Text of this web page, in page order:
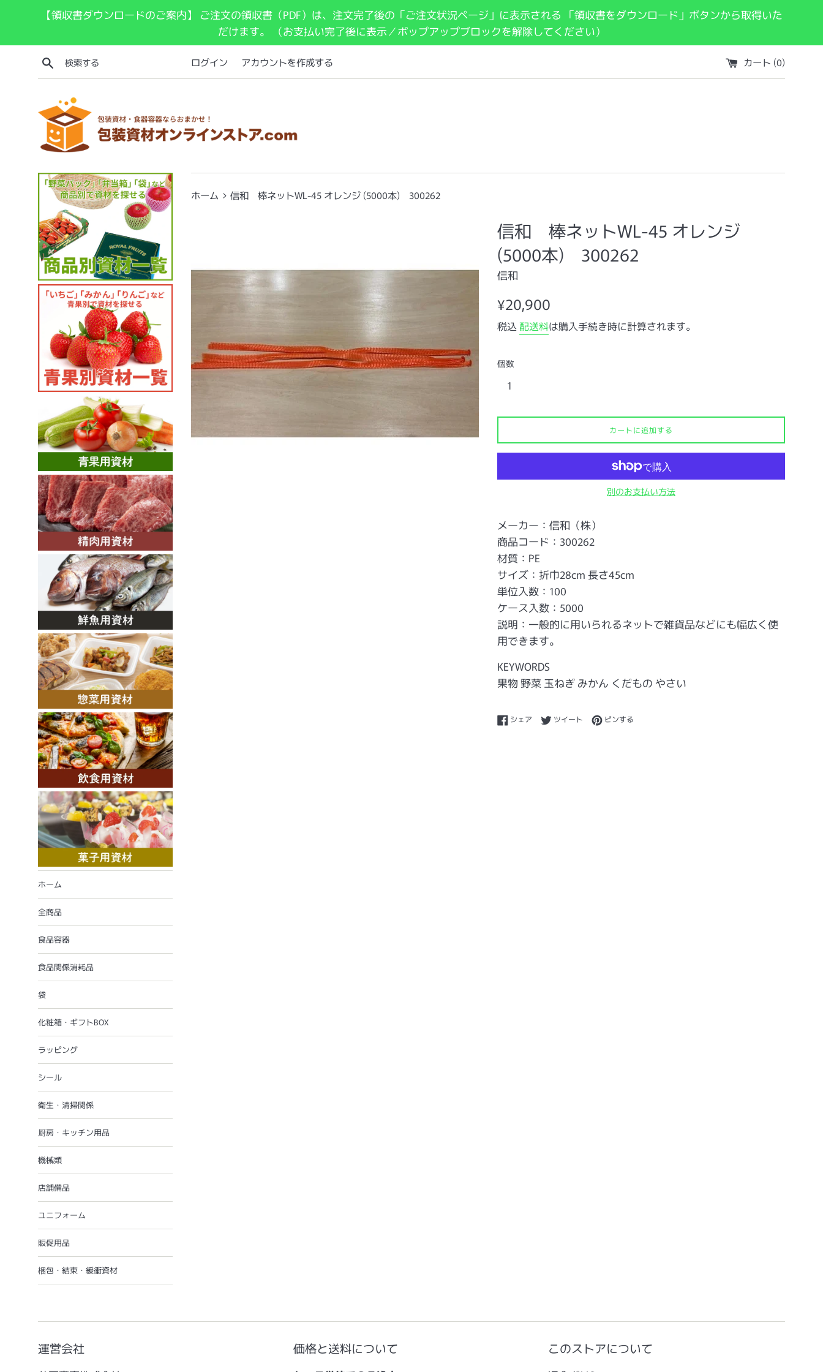
【領収書ダウンロードのご案内】 ご注文の領収書（PDF）は、注文完了後の「ご注文状況ページ」に表示される 「領収書をダウンロード」ボタンから取得いた
だけます。 （お支払い完了後に表示／ポップアップブロックを解除してください）
検索する
ログイン アカウントを作成する カート (0)
ホーム
全商品
食品容器
食品関係消耗品
袋
化粧箱・ギフトBOX
ラッピング
シール
衛生・清掃関係
厨房・キッチン用品
機械類
店舗備品
ユニフォーム
販促用品
梱包・結束・緩衝資材
ホーム › 信和 棒ネットWL-45 オレンジ (5000本) 300262
信和 棒ネットWL-45 オレンジ
(5000本) 300262
信和
通
価
¥20,900
税込 配送料は購入手続き時に計算されます。
個数
カートに追加する
別のお支払い方法
メーカー：信和（株）
商品コード：300262
材質：PE
サイズ：折巾28cm 長さ45cm
単位入数：100
ケース入数：5000
説明：一般的に用いられるネットで雑貨品などにも幅広く使
用できます。
KEYWORDS
果物 野菜 玉ねぎ みかん くだもの やさい
シェア Facebookでシェアする
ツイート Twitterに投稿する
ピンする
運営会社 価格と送料について このストアについて